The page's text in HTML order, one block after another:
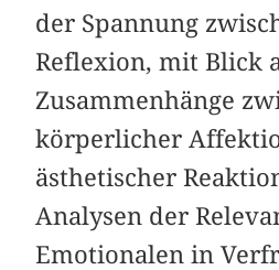
der Spannung
Reflexion, mit Blick
Zusammenhänge
körperlicher
ästhetischer
Analysen der
Emotionalen in